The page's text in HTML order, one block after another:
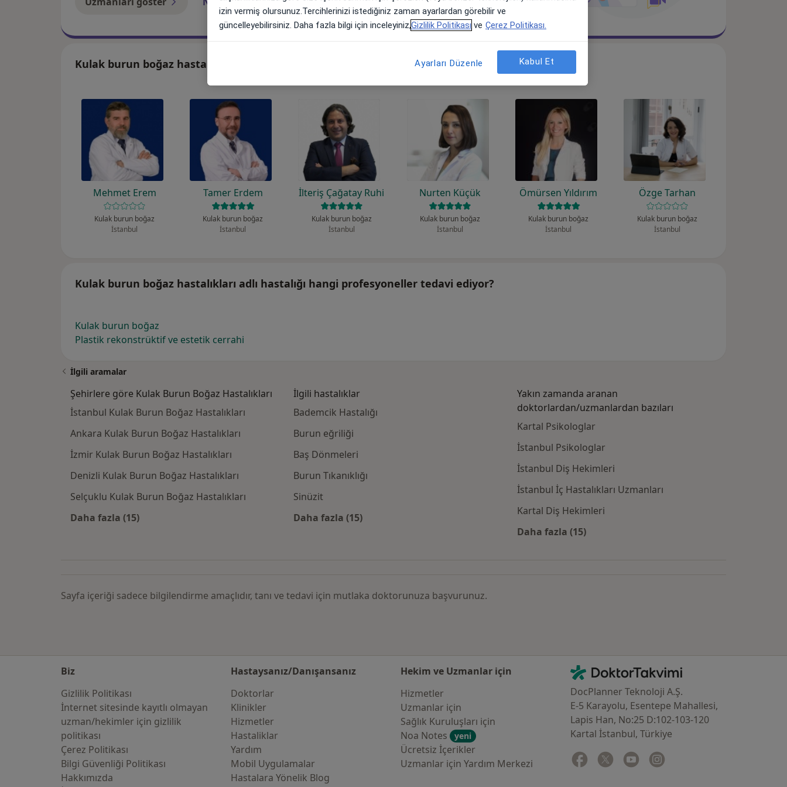
Kulak burun boğaz hastalıkları ile ilgilenen uzmanlardan bazıları
Mehmet Erem
Kulak burun boğaz
İstanbul
Tamer Erdem
Kulak burun boğaz
İstanbul
İlteriş Çağatay Ruhi
Kulak burun boğaz
İstanbul
Nurten Küçük
Kulak burun boğaz
İstanbul
Ömürsen Yıldırım
Kulak burun boğaz
İstanbul
Özge Tarhan
Kulak burun boğaz
İstanbul
Kulak burun boğaz hastalıkları adlı hastalığı hangi profesyoneller tedavi ediyor?
Kulak burun boğaz
Plastik rekonstrüktif ve estetik cerrahi
İlgili aramalar
Şehirlere göre Kulak Burun Boğaz Hastalıkları
İstanbul Kulak Burun Boğaz Hastalıkları
Ankara Kulak Burun Boğaz Hastalıkları
İzmir Kulak Burun Boğaz Hastalıkları
Denizli Kulak Burun Boğaz Hastalıkları
Selçuklu Kulak Burun Boğaz Hastalıkları
Daha fazla (15)
İlgili hastalıklar
Bademcik Hastalığı
Burun eğriliği
Baş Dönmeleri
Burun Tıkanıklığı
Sinüzit
Daha fazla (15)
Kategoride daha fazlası: İlgili hastalıklar
Yakın zamanda aranan
doktorlardan/uzmanlardan bazıları
Kartal Psikologlar
İstanbul Psikologlar
İstanbul Diş Hekimleri
İstanbul İç Hastalıkları Uzmanları
Kartal Diş Hekimleri
Daha fazla (15)
Sayfa içeriği sadece bilgilendirme amaçlıdır, tanı ve tedavi için mutlaka doktorunuza başvurunuz.
Biz
Gizlilik Politikası
İnternet sitesinde kayıtlı olmayan
uzman/hekimler i̇çin gizlilik
politikası
Çerez Politikası
Bilgi Güvenliği Politikası
Hakkımızda
Hastaysanız/Danışansanız
Doktorlar
Klinikler
Hizmetler
Hastaliklar
Yardım
Mobil Uygulamalar
Hastalara Yönelik Blog
Hekim ve Uzmanlar için
Hizmetler
Uzmanlar için
Sağlık Kuruluşları için
Noa Notes
yeni
Ücretsiz İçerikler
Uzmanlar için Yardım Merkezi
İletişim
DoktorTakvimi - Ana Sayfa
DocPlanner Teknoloji A.Ş.
E-5 Karayolu, Esentepe Mahallesi,
Lapis Han, No:25 D:102-103-120
Kartal İstanbul, Türkiye
Facebook
yeni bir sekmede açılır
Twitter
yeni bir sekmede açılır
Youtube
yeni bir sekmede açılır
izin vermiş olursunuz.Tercihlerinizi istediğiniz zaman ayarlardan görebilir ve
güncelleyebilirsiniz. Daha fazla bilgi için inceleyiniz,Gizlilik Politikası ve Çerez Politikası.
Ayarları Düzenle Kabul Et